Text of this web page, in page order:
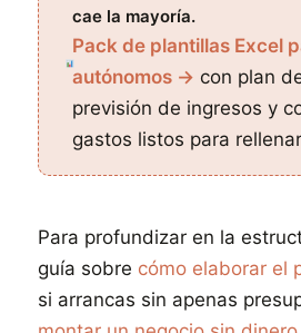
cae la mayoría.
Pack de plantillas Excel
autónomos → con plan
previsión de ingresos y
gastos listos para
Para profundizar en la
guía sobre cómo elaborar el
si arrancas sin apenas